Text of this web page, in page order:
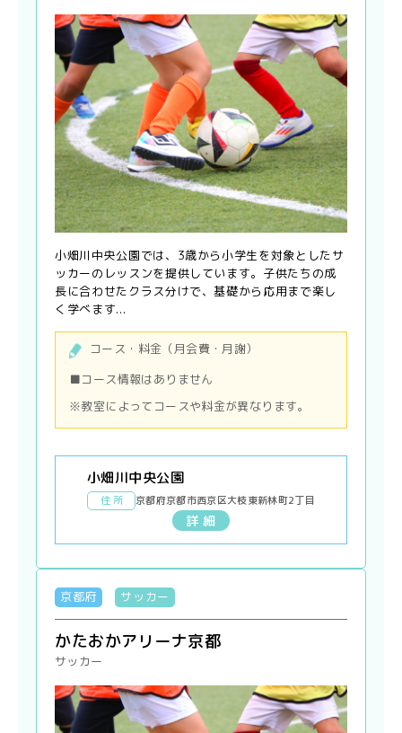
小畑川中央公園では、3歳から小学生を対象としたサ
ッカーのレッスンを提供しています。子供たちの成
長に合わせたクラス分けで、基礎から応用まで楽し
く学べます...
コース・料金（月会費・月謝）
■コース情報はありません
※教室によってコースや料金が異なります。
小畑川中央公園
住 所 京都府京都市西京区大枝東新林町2丁目
詳 細
京都府 サッカー
かたおかアリーナ京都
サッカー